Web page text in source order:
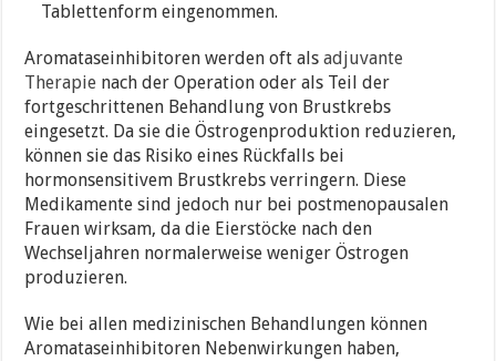
Tablettenform eingenommen.
Aromataseinhibitoren werden oft alsadjuvante
Therapie nach der Operation oder als Teil der
fortgeschrittenen Behandlung von Brustkrebs
eingesetzt. Da sie die Östrogenproduktion reduzieren,
können sie das Risiko eines Rückfalls bei
hormonsensitivem Brustkrebs verringern. Diese
Medikamente sind jedoch nur bei postmenopausalen
Frauen wirksam, da die Eierstöcke nach den
Wechseljahren normalerweise weniger Östrogen
produzieren.
Wie bei allen medizinischen Behandlungen können
Aromataseinhibitoren Nebenwirkungen haben,